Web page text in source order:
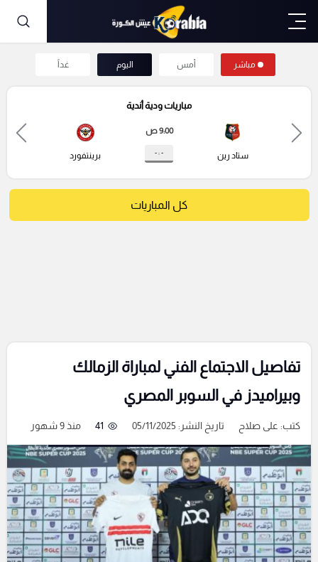
مباشر أمس اليوم غداً
مباريات ودية أندية
ستاد رين
9:00 ص
- : - برينتفورد
كل المباريات
تفاصيل الاجتماع الفني لمباراة الزمالك
وبيراميدز في السوبر المصري
كتب: على صلاح تاريخ النشر: 05/11/2025 41 منذ 9 شهور